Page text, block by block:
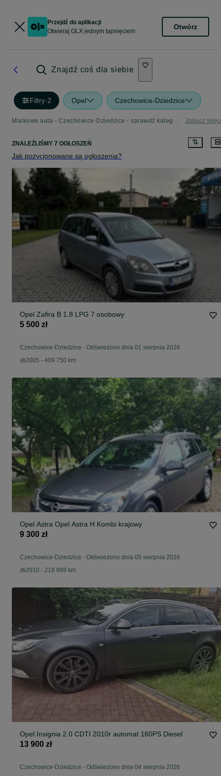
Przejdź do aplikacji
Otwieraj OLX jednym tapnięciem
Otwórz
Znajdź coś dla siebie
Filtry·2 Opel Czechowice-Dziedzice
Markowe auta - Czechowice-Dziedzice - sprawdź kategorię Opel Zobacz
ZNALEŹLIŚMY 7 OGŁOSZEŃ
Jak pozycjonowane są ogłoszenia?
Opel Zafira B 1.8 LPG 7 osobowy
5 500 zł
Czechowice-Dziedzice - Odświeżono dnia 01 sierpnia 2026
2005 - 409 750 km
Opel Astra Opel Astra H Kombi krajowy
9 300 zł
Czechowice-Dziedzice - Odświeżono dnia 05 sierpnia 2026
2010 - 219 889 km
Opel Insignia 2.0 CDTI 2010r automat 160PS Diesel
13 900 zł
Czechowice-Dziedzice - Odświeżono dnia 04 sierpnia 2026